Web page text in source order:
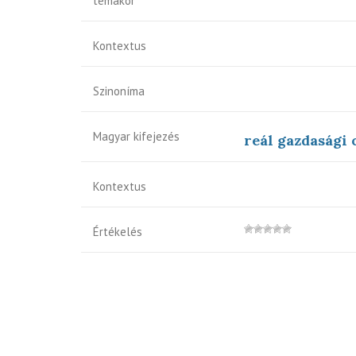
Kontextus
Szinoníma
Magyar kifejezés reál gazdasági
Kontextus
Értékelés